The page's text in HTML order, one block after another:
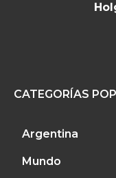
CATEGORÍAS
Argentina
Mundo